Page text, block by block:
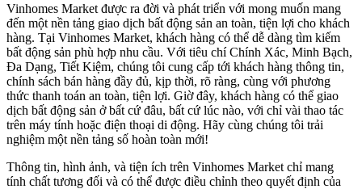
Vinhomes Market được ra đời và phát triển với mong muốn mang
đến một nền tảng giao dịch bất động sản an toàn, tiện lợi cho khách
hàng. Tại Vinhomes Market, khách hàng có thể dễ dàng tìm kiếm
bất động sản phù hợp nhu cầu. Với tiêu chí Chính Xác, Minh Bạch,
Đa Dạng, Tiết Kiệm, chúng tôi cung cấp tới khách hàng thông tin,
chính sách bán hàng đầy đủ, kịp thời, rõ ràng, cùng với phương
thức thanh toán an toàn, tiện lợi. Giờ đây, khách hàng có thể giao
dịch bất động sản ở bất cứ đâu, bất cứ lúc nào, với chỉ vài thao tác
trên máy tính hoặc điện thoại di động. Hãy cùng chúng tôi trải
nghiệm một nền tảng số hoàn toàn mới!
Thông tin, hình ảnh, và tiện ích trên Vinhomes Market chỉ mang
tính chất tương đối và có thể được điều chỉnh theo quyết định của